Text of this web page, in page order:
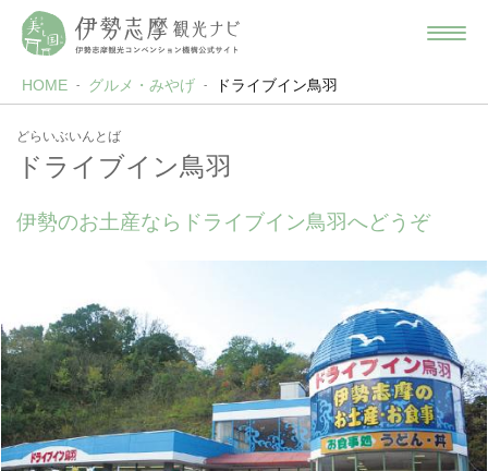
HOME グルメ・みやげ ドライブイン鳥羽
どらいぶいんとば
ドライブイン鳥羽
伊勢のお土産ならドライブイン鳥羽へどうぞ